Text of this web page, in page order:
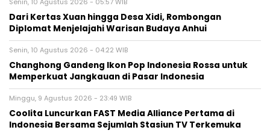
Senin, 10 Agustus 2026 - 05:57 WIB
Dari Kertas Xuan hingga Desa Xidi, Rombongan
Diplomat Menjelajahi Warisan Budaya Anhui
Senin, 10 Agustus 2026 - 04:22 WIB
Changhong Gandeng Ikon Pop Indonesia Rossa untuk
Memperkuat Jangkauan di Pasar Indonesia
Minggu, 9 Agustus 2026 - 23:49 WIB
Coolita Luncurkan FAST Media Alliance Pertama di
Indonesia Bersama Sejumlah Stasiun TV Terkemuka